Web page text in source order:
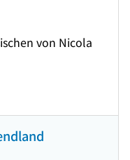
von Nicola